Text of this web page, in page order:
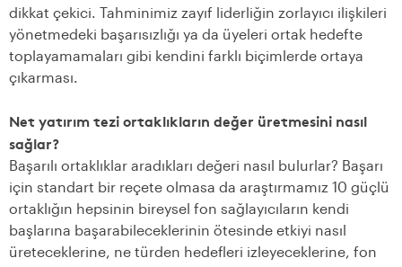
dikkat çekici. Tahminimiz zayıf liderliğin zorlayıcı ilişkileri
yönetmedeki başarısızlığı ya da üyeleri ortak hedefte
toplayamamaları gibi kendini farklı biçimlerde ortaya
çıkarması.
Net yatırım tezi ortaklıkların değer üretmesini nasıl
sağlar?
Başarılı ortaklıklar aradıkları değeri nasıl bulurlar? Başarı
için standart bir reçete olmasa da araştırmamız 10 güçlü
ortaklığın hepsinin bireysel fon sağlayıcıların kendi
başlarına başarabileceklerinin ötesinde etkiyi nasıl
üreteceklerine, ne türden hedefleri izleyeceklerine, fon